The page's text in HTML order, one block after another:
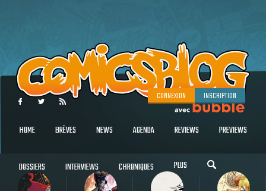
CONNEXION INSCRIPTION
HOME BRÈVES NEWS AGENDA REVIEWS PREVIEWS
DOSSIERS INTERVIEWS CHRONIQUES PLUS